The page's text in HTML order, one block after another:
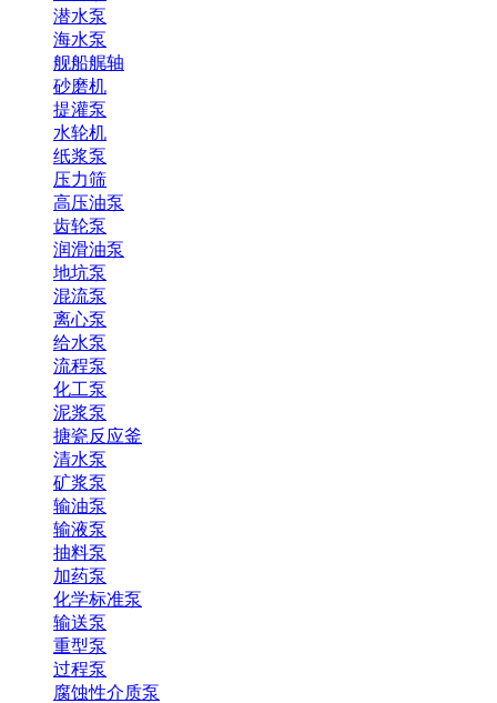
潜水泵
海水泵
舰船艉轴
砂磨机
提灌泵
水轮机
纸浆泵
压力筛
高压油泵
齿轮泵
润滑油泵
地坑泵
混流泵
离心泵
给水泵
流程泵
化工泵
泥浆泵
搪瓷反应釜
清水泵
矿浆泵
输油泵
输液泵
抽料泵
加药泵
化学标准泵
输送泵
重型泵
过程泵
腐蚀性介质泵